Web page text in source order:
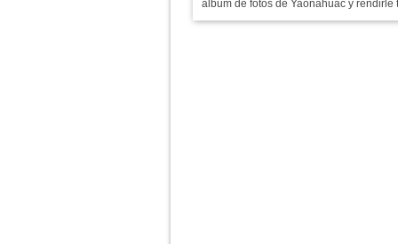
álbum de fotos de Yaonáhuac y rendirle